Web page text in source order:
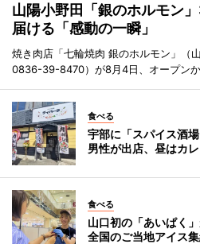
山陽小野田「銀のホルモン
届ける「感動の一瞬」
焼き肉店「七輪焼肉 銀のホルモン」（
0836-39-8470）が8月4日、オープンか
食べる
宇部に「スパイス酒
男性が出店、昼はカ
食べる
山口初の「あいぱく
全国のご当地アイス